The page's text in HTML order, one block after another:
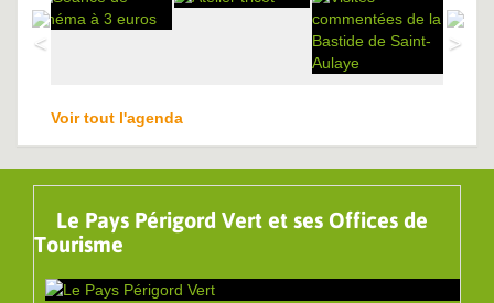
Voir tout l'agenda
Le Pays Périgord Vert et ses Offices de
Tourisme